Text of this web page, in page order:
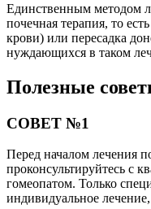
Единственным методом
почечная терапия, то
крови) или пересадка
нуждающихся в таком
Полезные
СОВЕТ №1
Перед началом лечения
проконсультируйтесь с
гомеопатом. Только
индивидуальное